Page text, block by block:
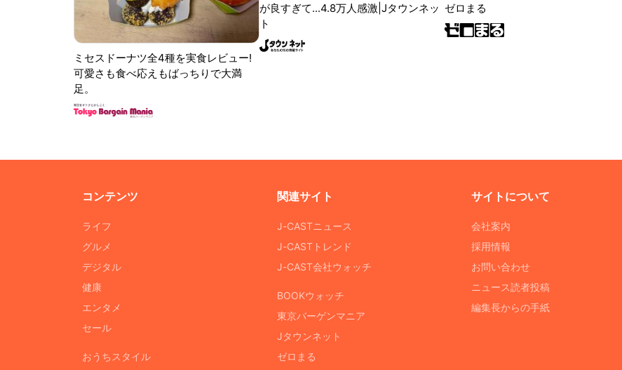
ミセスドーナツ全4種を実食レビュー!
可愛さも食べ応えもばっちりで大満
足。
が良すぎて...4.8万人感激|Jタウンネッ
ト
ゼロまる
コンテンツ
ライフ
グルメ
デジタル
健康
エンタメ
セール
おうちスタイル
関連サイト
J-CASTニュース
J-CASTトレンド
J-CAST会社ウォッチ
BOOKウォッチ
東京バーゲンマニア
Jタウンネット
ゼロまる
サイトについて
会社案内
採用情報
お問い合わせ
ニュース読者投稿
編集長からの手紙